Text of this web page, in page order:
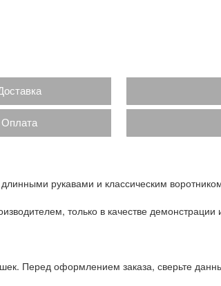
Оплата
рукавами и классическим
только в качестве демонстрации
Перед оформлением заказа, сверьте